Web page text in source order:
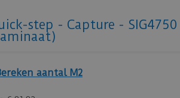
step - Capture -
aantal M2